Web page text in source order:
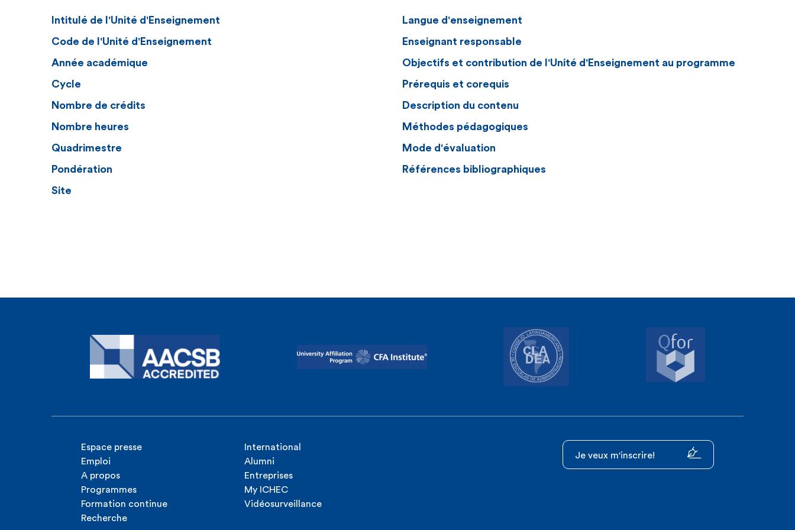
Intitulé de l'Unité d'Enseignement
Code de l'Unité d'Enseignement
Année académique
Cycle
Nombre de crédits
Nombre heures
Quadrimestre
Pondération
Site
Langue d'enseignement
Enseignant responsable
Objectifs et contribution de l'Unité d'Enseignement au programme
Prérequis et corequis
Description du contenu
Méthodes pédagogiques
Mode d'évaluation
Références bibliographiques
Espace presse
Emploi
A propos
Programmes
Formation continue
Recherche
International
Alumni
Entreprises
My ICHEC
Vidéosurveillance
Je veux m'inscrire!